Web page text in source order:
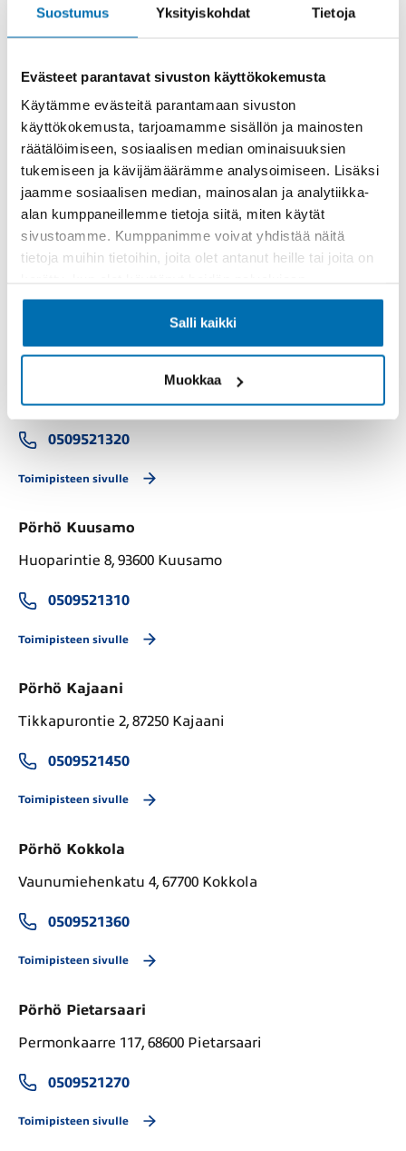
Suostumus Yksityiskohdat Tietoja
Evästeet parantavat sivuston käyttökokemusta
Käytämme evästeitä parantamaan sivuston
käyttökokemusta, tarjoamamme sisällön ja mainosten
räätälöimiseen, sosiaalisen median ominaisuuksien
tukemiseen ja kävijämäärämme analysoimiseen. Lisäksi
jaamme sosiaalisen median, mainosalan ja analytiikka-
alan kumppaneillemme tietoja siitä, miten käytät
sivustoamme. Kumppanimme voivat yhdistää näitä
tietoja muihin tietoihin, joita olet antanut heille tai joita on
Salli kaikki
Muokkaa
Nuottasaarentie 6, 90400 Oulu
0509521245
Toimipisteen sivulle
Pörhö Keminmaa
Kauppakuja 6, 94450 Keminmaa
Teollisuustie 25, 96300 Rovaniemi
0509521320
Toimipisteen sivulle
Pörhö Kuusamo
Huoparintie 8, 93600 Kuusamo
0509521310
Toimipisteen sivulle
Pörhö Kajaani
Tikkapurontie 2, 87250 Kajaani
0509521450
Toimipisteen sivulle
Pörhö Kokkola
Vaunumiehenkatu 4, 67700 Kokkola
0509521360
Toimipisteen sivulle
Pörhö Pietarsaari
Permonkaarre 117, 68600 Pietarsaari
0509521270
Toimipisteen sivulle